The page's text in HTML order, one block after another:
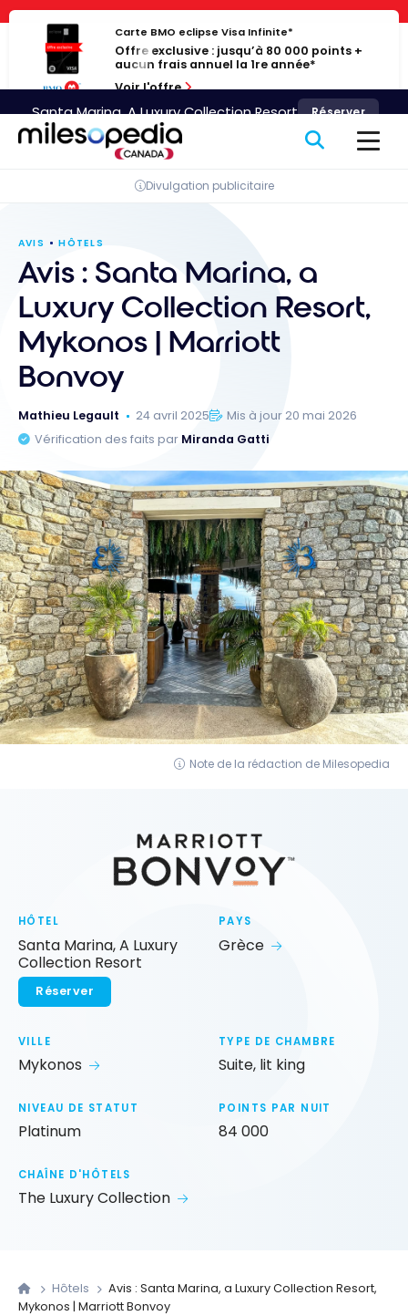
Panneau de gestion des cookies
Passer
contenu
Carte BMO eclipse Visa Infinite*
Offre exclusive : jusqu’à 80 000 points +
aucun frais annuel la 1re année*
Voir l'offre
Divulgation publicitaire
AVIS HÔTELS
Avis : Santa Marina, a
Luxury Collection Resort,
Mykonos | Marriott
Bonvoy
Mathieu Legault 24 avril 2025
Mis à jour 20 mai 2026
Vérification des faits par Miranda Gatti
Note de la rédaction de Milesopedia
HÔTEL
Santa Marina, A Luxury
Collection Resort
Réserver
PAYS
Grèce
VILLE
Mykonos
TYPE DE CHAMBRE
Suite, lit king
NIVEAU DE STATUT
Platinum
POINTS PAR NUIT
84 000
CHAÎNE D'HÔTELS
The Luxury Collection
Santa Marina, A Luxury Collection Resort Réserver
Hôtels
Avis : Santa Marina, a Luxury Collection Resort,
Mykonos | Marriott Bonvoy